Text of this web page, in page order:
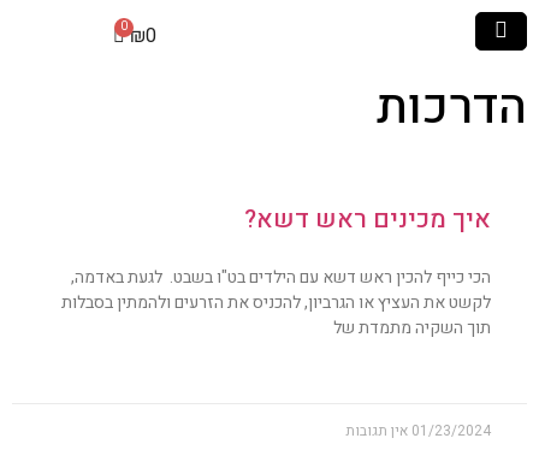
₪0
הדרכות
איך מכינים ראש דשא?
הכי כייף להכין ראש דשא עם הילדים בט"ו בשבט. לגעת באדמה,
לקשט את העציץ או הגרביון, להכניס את הזרעים ולהמתין בסבלות
תוך השקיה מתמדת של
01/23/2024 אין תגובות